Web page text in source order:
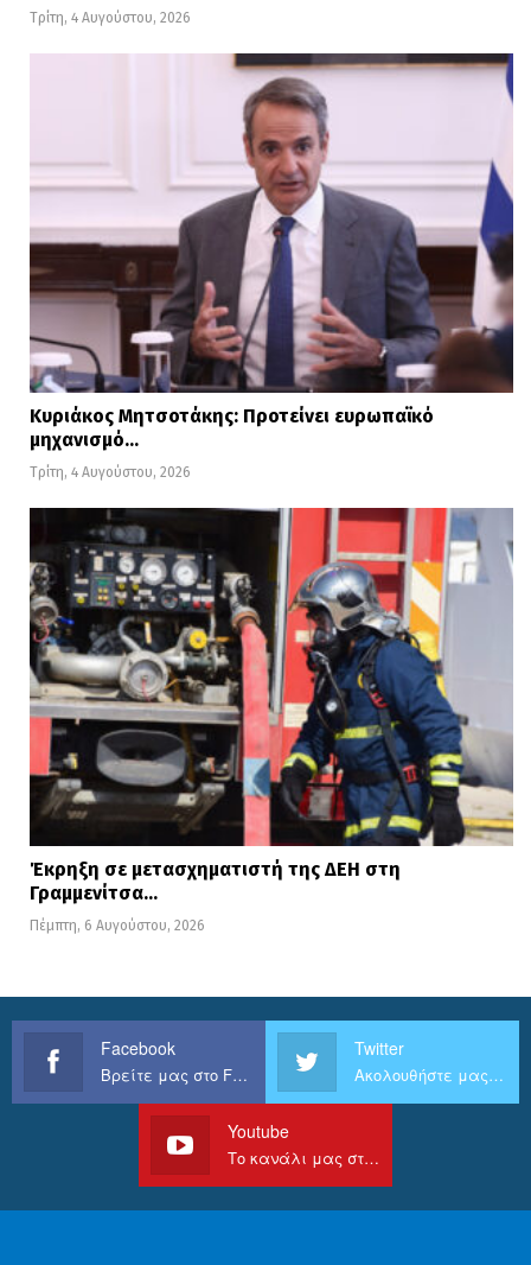
Τρίτη, 4 Αυγούστου, 2026
Κυριάκος Μητσοτάκης: Προτείνει ευρωπαϊκό
μηχανισμό…
Τρίτη, 4 Αυγούστου, 2026
Έκρηξη σε μετασχηματιστή της ΔΕΗ στη
Γραμμενίτσα…
Πέμπτη, 6 Αυγούστου, 2026
Facebook
Βρείτε μας στο Facebook
Twitter
Ακολουθήστε μας στο Twitter
Youtube
Το κανάλι μας στο Youtube